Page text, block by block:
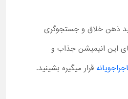
ذهن خلاق و جستجوگری
این انیمیشن جذاب و
قرار میگیره بشینید.